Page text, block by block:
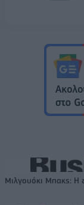
Μιλγουόκι Μπακς: Η